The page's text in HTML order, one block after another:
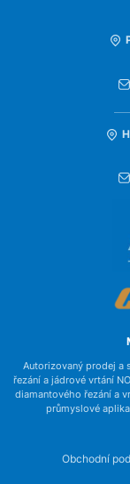
Autorizovaný prodej a
řezání a jádrové vrtání
diamantového řezání a
průmyslové
Obchodní